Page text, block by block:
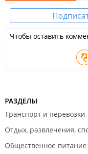
Чтобы оставить
РАЗДЕЛЫ
Транспорт и перевозки
Отдых, развлечения,
Общественное питание